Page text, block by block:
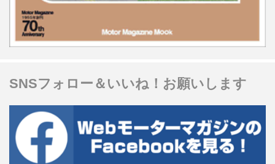
SNSフォロー＆いいね！お願いします